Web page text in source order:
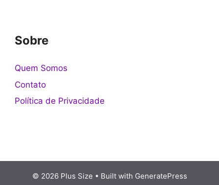
Sobre
Quem Somos
Contato
Política de Privacidade
© 2026 Plus Size • Built with GeneratePress